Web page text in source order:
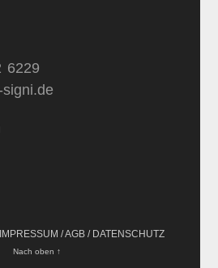
6229
IMPRESSUM / AGB / DATENSCHUTZ
Nach oben ↑